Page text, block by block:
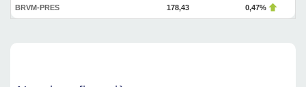
BRVM-PRES 178,43 0,47%